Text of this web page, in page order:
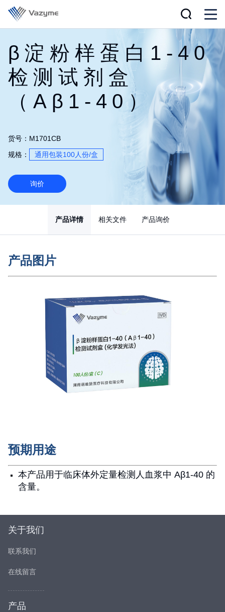
β淀粉样蛋白1-40
检测试剂盒
（Aβ1-40）
货号：M1701CB
规格：
通用包装100人份/盒
询价
产品详情 相关文件 产品询价
产品图片
预期用途
本产品用于临床体外定量检测人血浆中 Aβ1-40 的
含量。
关于我们
联系我们
在线留言
产品